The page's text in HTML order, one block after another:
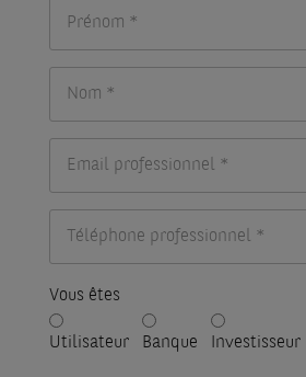
Vous êtes
Utilisateur Banque Investisseur